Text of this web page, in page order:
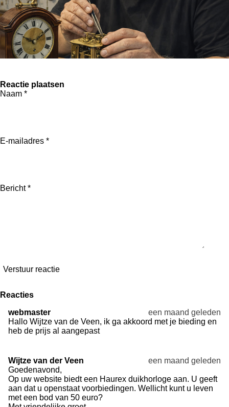
Reactie plaatsen
Naam *
E-mailadres *
Bericht *
Verstuur reactie
Reacties
webmaster
een maand geleden
Hallo Wijtze van de Veen, ik ga akkoord met je bieding en
heb de prijs al aangepast
Wijtze van der Veen
een maand geleden
Goedenavond,
Op uw website biedt een Haurex duikhorloge aan. U geeft
aan dat u openstaat voorbiedingen. Wellicht kunt u leven
met een bod van 50 euro?